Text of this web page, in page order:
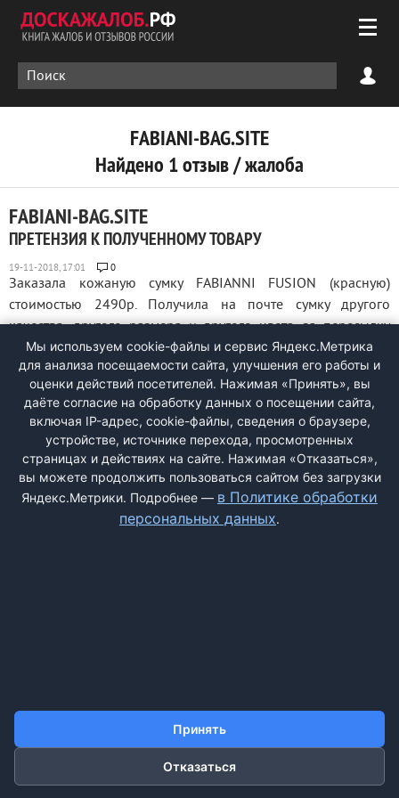
FABIANI-BAG.SITE
Найдено 1 отзыв / жалоба
FABIANI-BAG.SITE
ПРЕТЕНЗИЯ К ПОЛУЧЕННОМУ ТОВАРУ
0
Заказала кожаную сумку FABIANNI FUSION (красную)
стоимостью 2490р. Получила на почте сумку другого
качества, другого размера и другого цвета. за пересылку
еще отдала 490р. после получения пыталась звонить по
указанным номерам телефона- все не доступны... Буду
подавать жалобу в Общество прав защиты ...
ДОБАВИТЬ ЖАЛОБУ
КОНТАКТЫ
Мы используем cookie-файлы и сервис Яндекс.Метрика
для анализа посещаемости сайта, улучшения его работы и
оценки действий посетителей. Нажимая «Принять», вы
даёте согласие на обработку данных о посещении сайта,
включая IP-адрес, cookie-файлы, сведения о браузере,
устройстве, источнике перехода, просмотренных
страницах и действиях на сайте. Нажимая «Отказаться»,
вы можете продолжить пользоваться сайтом без загрузки
Яндекс.Метрики. Подробнее — в Политике обработки
персональных данных.
Принять
Отказаться